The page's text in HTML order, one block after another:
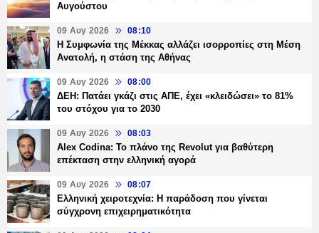
Αυγούστου
09 Αυγ 2026 08:10
Η Συμφωνία της Μέκκας αλλάζει ισορροπίες στη Μέση
Ανατολή, η στάση της Αθήνας
09 Αυγ 2026 08:00
ΔΕΗ: Πατάει γκάζι στις ΑΠΕ, έχει «κλειδώσει» το 81%
του στόχου για το 2030
09 Αυγ 2026 08:03
Alex Codina: Το πλάνο της Revolut για βαθύτερη
επέκταση στην ελληνική αγορά
09 Αυγ 2026 08:07
Ελληνική χειροτεχνία: Η παράδοση που γίνεται
σύγχρονη επιχειρηματικότητα